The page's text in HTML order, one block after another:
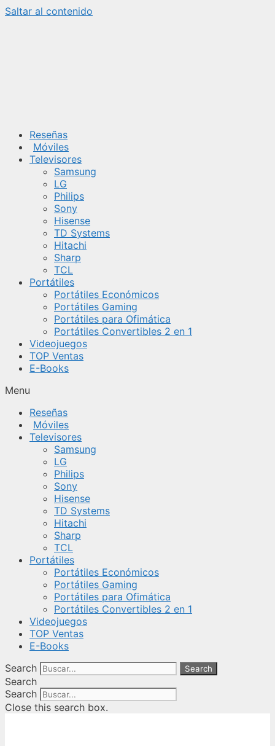
Saltar al contenido
Reseñas
Móviles
Televisores
Samsung
LG
Philips
Sony
Hisense
TD Systems
Hitachi
Sharp
TCL
Portátiles
Portátiles Económicos
Portátiles Gaming
Portátiles para Ofimática
Portátiles Convertibles 2 en 1
Videojuegos
TOP Ventas
E-Books
Menu
Reseñas
Móviles
Televisores
Samsung
LG
Philips
Sony
Hisense
TD Systems
Hitachi
Sharp
TCL
Portátiles
Portátiles Económicos
Portátiles Gaming
Portátiles para Ofimática
Portátiles Convertibles 2 en 1
Videojuegos
TOP Ventas
E-Books
Search
Search
Search
Search
Close this search box.